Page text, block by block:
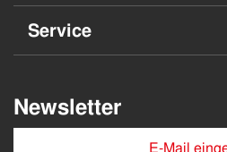
Service
Newsletter